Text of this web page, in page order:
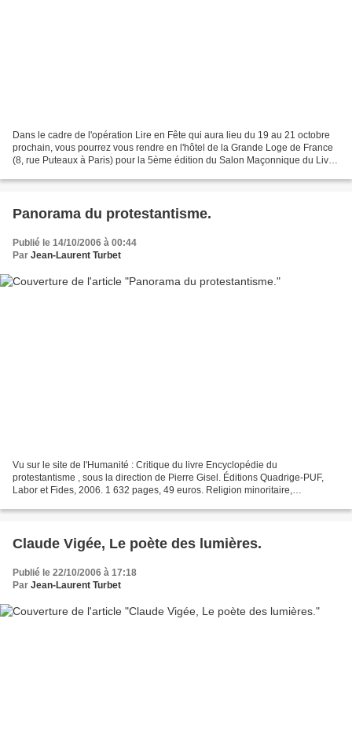
Dans le cadre de l'opération Lire en Fête qui aura lieu du 19 au 21 octobre
prochain, vous pourrez vous rendre en l'hôtel de la Grande Loge de France
(8, rue Puteaux à Paris) pour la 5ème édition du Salon Maçonnique du Livre.
Panorama du protestantisme.
Publié le 14/10/2006 à 00:44
Par Jean-Laurent Turbet
Vu sur le site de l'Humanité : Critique du livre Encyclopédie du
protestantisme , sous la direction de Pierre Gisel. Éditions Quadrige-PUF,
Labor et Fides, 2006. 1 632 pages, 49 euros. Religion minoritaire,
Claude Vigée, Le poète des lumières.
Publié le 22/10/2006 à 17:18
Par Jean-Laurent Turbet